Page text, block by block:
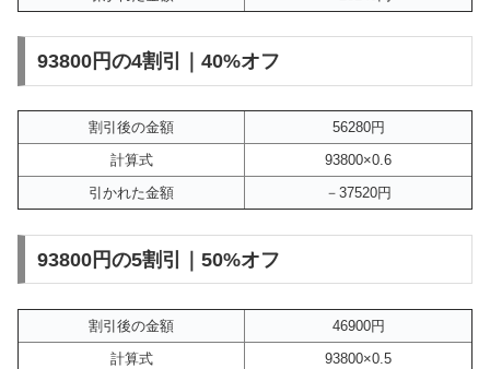
93800円の4割引｜40%オフ
割引後の金額
56280円
計算式
93800×0.6
引かれた金額
－37520円
93800円の5割引｜50%オフ
割引後の金額
46900円
計算式
93800×0.5